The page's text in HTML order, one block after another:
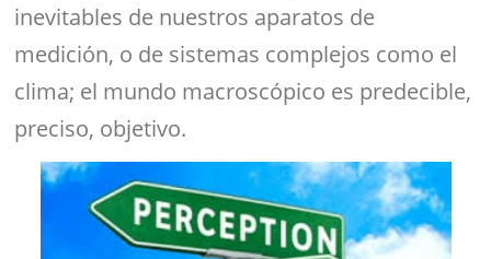
inevitables de nuestros aparatos de
medición, o de sistemas complejos como el
clima; el mundo macroscópico es predecible,
preciso, objetivo.